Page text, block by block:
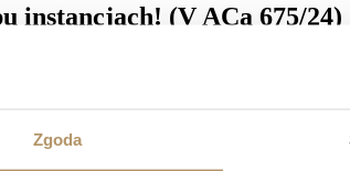
Zgoda
instancjach! (V ACa 675/24)
apelację wniesioną przez Bank,
apelacyjnego wraz z ustawowymi
nasi Klienci otrzymają kwotę 225 089,70 zł
zostało oddalone. Ponadto na rzecz